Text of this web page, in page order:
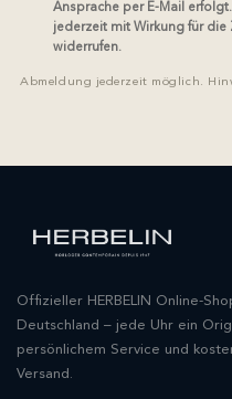
Ansprache per E-Mail
jederzeit mit Wirkung für die
widerrufen.
Abmeldung jederzeit möglich.
Offizieller HERBELIN Online-
Deutschland – jede Uhr ein
persönlichem Service und
Versand.